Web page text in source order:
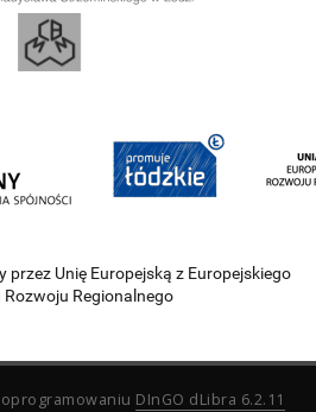
przez Unię Europejską z Europejskiego
Rozwoju Regionalnego
DInGO dLibra 6.2.11